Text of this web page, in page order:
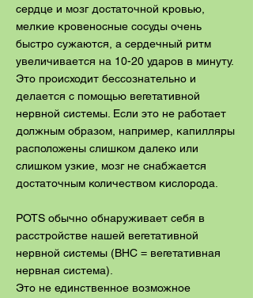
сердце и мозг достаточной кровью,
мелкие кровеносные сосуды очень
быстро сужаются, а сердечный ритм
увеличивается на 10-20 ударов в минуту.
Это происходит бессознательно и
делается с помощью вегетативной
нервной системы. Если это не работает
должным образом, например, капилляры
расположены слишком далеко или
слишком узкие, мозг не снабжается
достаточным количеством кислорода.
POTS обычно обнаруживает себя в
расстройстве нашей вегетативной
нервной системы (ВНС = вегетативная
нервная система).
Это не единственное возможное